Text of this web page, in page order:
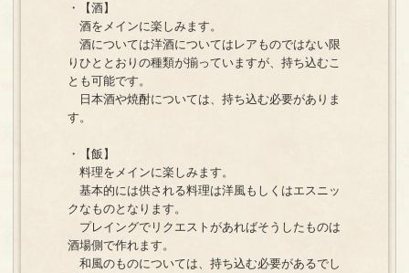
・【酒】
酒をメインに楽しみます。
酒については洋酒についてはレアものではない限
りひととおりの種類が揃っていますが、持ち込むこ
とも可能です。
日本酒や焼酎については、持ち込む必要がありま
す。
・【飯】
料理をメインに楽しみます。
基本的には供される料理は洋風もしくはエスニッ
クなものとなります。
プレイングでリクエストがあればそうしたものは
酒場側で作れます。
和風のものについては、持ち込む必要があるでし